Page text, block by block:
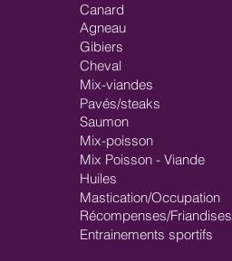
Agneau
Canard
Gibiers
Cheval
Mix-viandes
Saumon
Pavés/steaks
Mix-poisson
Mix Poisson - Viande
Huiles
Récompenses/Friandises
Mastication/Occupation
Entrainements sportifs